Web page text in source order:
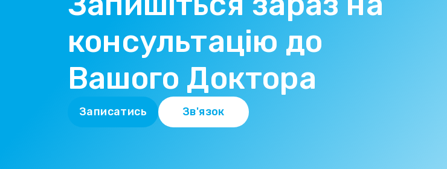
консультацію до
Вашого Доктора
Записатись Зв'язок